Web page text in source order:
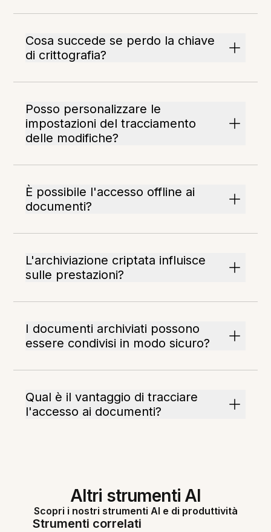
Cosa succede se perdo la chiave
di crittografia?
Posso personalizzare le
impostazioni del tracciamento
delle modifiche?
È possibile l'accesso offline ai
documenti?
L'archiviazione criptata influisce
sulle prestazioni?
I documenti archiviati possono
essere condivisi in modo sicuro?
Qual è il vantaggio di tracciare
l'accesso ai documenti?
Altri strumenti AI
Scopri i nostri strumenti AI e di produttività
Strumenti correlati